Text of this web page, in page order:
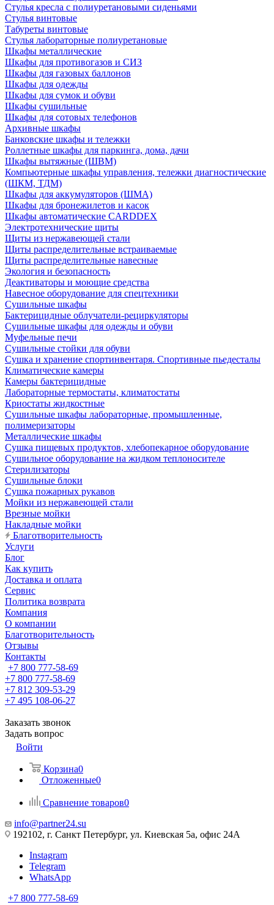
Стулья кресла с полиуретановыми сиденьями
Стулья винтовые
Табуреты винтовые
Стулья лабораторные полиуретановые
Шкафы металлические
Шкафы для противогазов и СИЗ
Шкафы для газовых баллонов
Шкафы для одежды
Шкафы для сумок и обуви
Шкафы сушильные
Шкафы для сотовых телефонов
Архивные шкафы
Банковские шкафы и тележки
Роллетные шкафы для паркинга, дома, дачи
Шкафы вытяжные (ШВМ)
Компьютерные шкафы управления, тележки диагностические
(ШКМ, ТДМ)
Шкафы для аккумуляторов (ШМА)
Шкафы для бронежилетов и касок
Шкафы автоматические CARDDEX
Электротехнические щиты
Щиты из нержавеющей стали
Щиты распределительные встраиваемые
Щиты распределительные навесные
Экология и безопасность
Деактиваторы и моющие средства
Навесное оборудование для спецтехники
Сушильные шкафы
Бактерицидные облучатели-рециркуляторы
Сушильные шкафы для одежды и обуви
Муфельные печи
Сушильные стойки для обуви
Сушка и хранение спортинвентаря. Спортивные пьедесталы
Климатические камеры
Камеры бактерицидные
Лабораторные термостаты, климатостаты
Криостаты жидкостные
Сушильные шкафы лабораторные, промышленные,
полимеризаторы
Металлические шкафы
Сушка пищевых продуктов, хлебопекарное оборудование
Сушильное оборудование на жидком теплоносителе
Стерилизаторы
Сушильные блоки
Сушка пожарных рукавов
Мойки из нержавеющей стали
Врезные мойки
Накладные мойки
Благотворительность
Услуги
Блог
Как купить
Доставка и оплата
Сервис
Политика возврата
Компания
О компании
Благотворительность
Отзывы
Контакты
+7 800 777-58-69
+7 800 777-58-69
+7 812 309-53-29
+7 495 108-06-27
Заказать звонок
Задать вопрос
Войти
Корзина0
Отложенные0
Сравнение товаров0
info@partner24.su
192102, г. Санкт Петербург, ул. Киевская 5а, офис 24А
Instagram
Telegram
WhatsApp
+7 800 777-58-69